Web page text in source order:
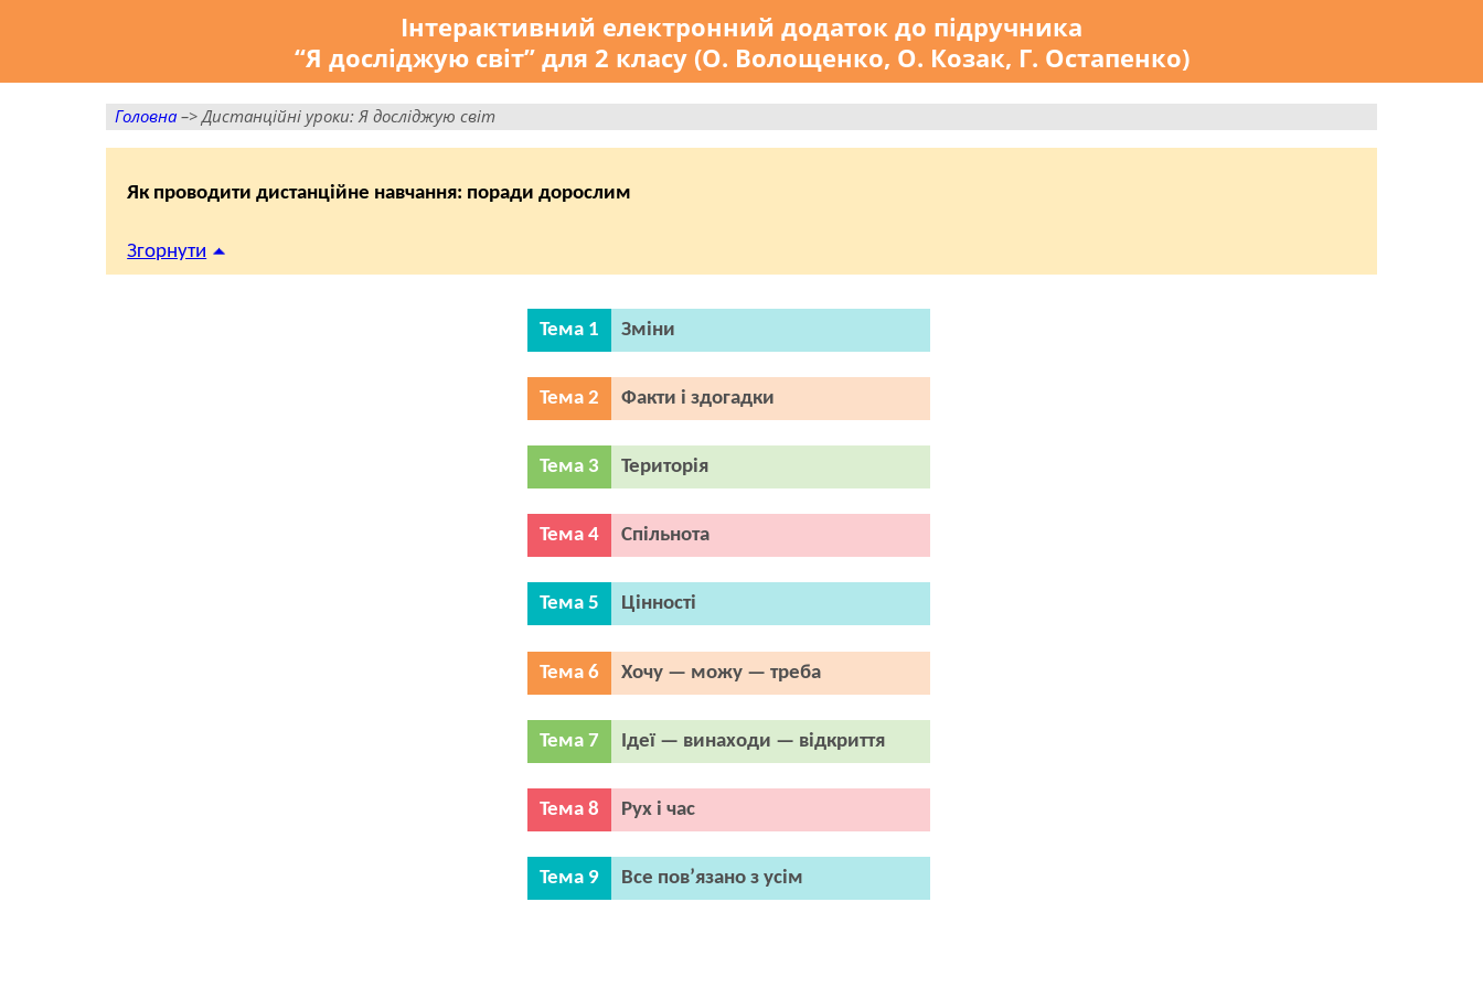
Інтерактивний електронний додаток до підручника
“Я досліджую світ” для 2 класу (О. Волощенко, О. Козак, Г. Остапенко)
Головна–> Дистанційні уроки: Я досліджую світ
Як проводити дистанційне навчання: поради дорослим
Згорнути
Тема 1 Зміни
Тема 2 Факти і здогадки
Тема 3 Територія
Тема 4 Спільнота
Тема 5 Цінності
Тема 6 Хочу — можу — треба
Тема 7 Ідеї — винаходи — відкриття
Тема 8 Рух і час
Тема 9 Все пов’язано з усім